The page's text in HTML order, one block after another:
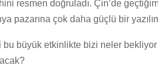
resmen doğruladı. Çin’de
pazarına çok daha güçlü bir
bu büyük etkinlikte bizi neler